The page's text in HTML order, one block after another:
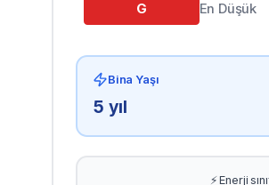
G En Düşük
Bina Yaşı
5 yıl
⚡ Enerji